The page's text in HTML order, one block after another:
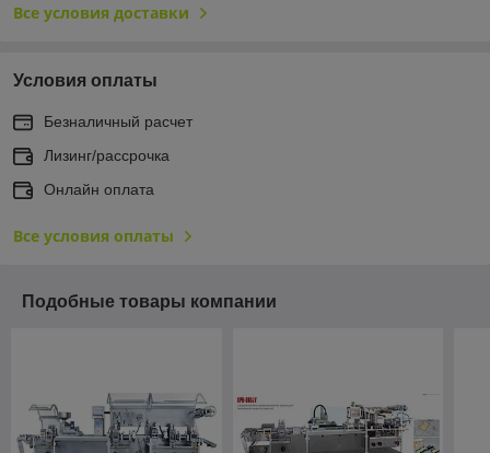
Все условия доставки
Условия оплаты
Безналичный расчет
Лизинг/рассрочка
Онлайн оплата
Все условия оплаты
Подобные товары компании